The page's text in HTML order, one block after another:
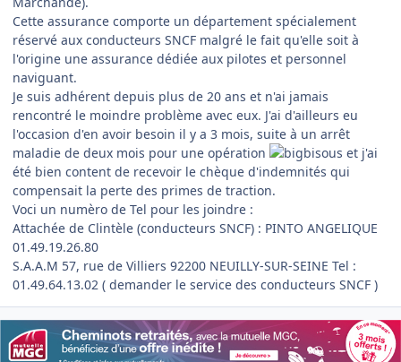
Cette assurance comporte un département spécialement
réservé aux conducteurs SNCF malgré le fait qu'elle soit à
l'origine une assurance dédiée aux pilotes et personnel
naviguant.
Je suis adhérent depuis plus de 20 ans et n'ai jamais
rencontré le moindre problème avec eux. J'ai d'ailleurs eu
l'occasion d'en avoir besoin il y a 3 mois, suite à un arrêt
maladie de deux mois pour une opération
et j'ai
été bien content de recevoir le chèque d'indemnités qui
compensait la perte des primes de traction.
Voci un numèro de Tel pour les joindre :
Attachée de Clintèle (conducteurs SNCF) : PINTO ANGELIQUE
01.49.19.26.80
S.A.A.M 57, rue de Villiers 92200 NEUILLY-SUR-SEINE Tel :
01.49.64.13.02 ( demander le service des conducteurs SNCF )